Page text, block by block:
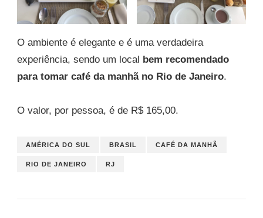
O ambiente é elegante e é uma verdadeira
experiência, sendo um local bem recomendado
para tomar café da manhã no Rio de Janeiro.
O valor, por pessoa, é de R$ 165,00.
AMÉRICA DO SUL BRASIL CAFÉ DA MANHÃ
RIO DE JANEIRO RJ